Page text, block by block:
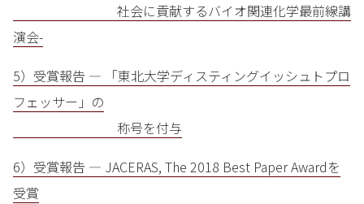
社会に貢献するバイオ関連化学最前線講
演会-
5）受賞報告 — 「東北大学ディスティングイッシュトプロ
フェッサー」の
称号を付与
6）受賞報告 — JACERAS, The 2018 Best Paper Awardを
受賞